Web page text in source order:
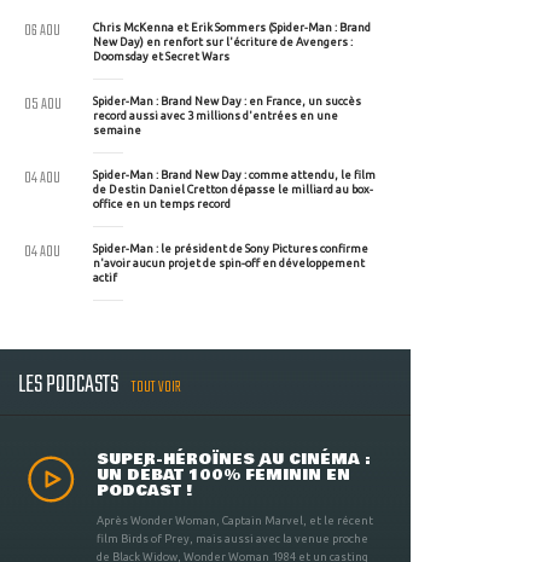
Chris McKenna et Erik Sommers (Spider-Man : Brand
New Day) en renfort sur l'écriture de Avengers :
Doomsday et Secret Wars
06 AOU
Spider-Man : Brand New Day : en France, un succès
record aussi avec 3 millions d'entrées en une
semaine
05 AOU
Spider-Man : Brand New Day : comme attendu, le film
de Destin Daniel Cretton dépasse le milliard au box-
office en un temps record
04 AOU
Spider-Man : le président de Sony Pictures confirme
n'avoir aucun projet de spin-off en développement
actif
04 AOU
LES PODCASTS TOUT VOIR
SUPER-HÉROÏNES AU CINÉMA :
UN DÉBAT 100% FÉMININ EN
PODCAST !
Après Wonder Woman, Captain Marvel, et le récent
film Birds of Prey, mais aussi avec la venue proche
de Black Widow, Wonder Woman 1984 et un casting